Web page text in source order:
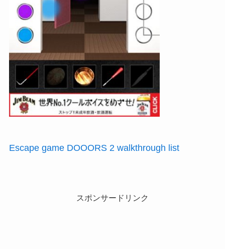
Escape game DOOORS 2 walkthrough list
スポンサードリンク